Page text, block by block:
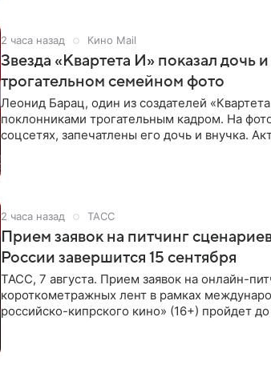
2 часа назад Кино Mail
Звезда «Квартета И» показал дочь
трогательном семейном фото
Леонид Барац, один из создателей
поклонниками трогательным кадром. На
соцсетях, запечатлены его дочь и внучка.
2 часа назад ТАСС
Прием заявок на питчинг
России завершится 15 сентября
ТАСС, 7 августа. Прием заявок на онлайн-
короткометражных лент в рамках
российско-кипрского кино» (16+) пройдет